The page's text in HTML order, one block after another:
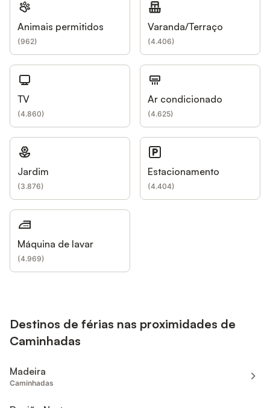
Animais permitidos
(962)
Varanda/Terraço
(4.406)
TV
(4.860)
Ar condicionado
(4.625)
Jardim
(3.876)
Estacionamento
(4.404)
Máquina de lavar
(4.969)
Destinos de férias nas proximidades de
Caminhadas
Madeira
Caminhadas